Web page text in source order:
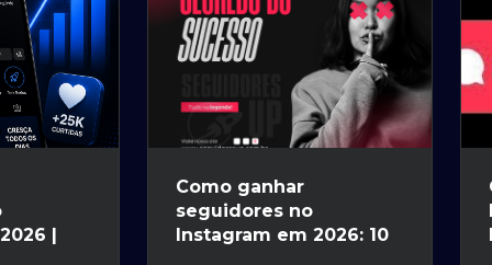
|
Como ganhar
seguidores no
Instagram em 2026: 10